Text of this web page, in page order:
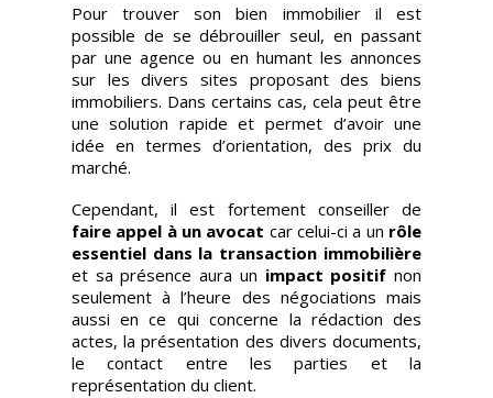
Pour trouver son bien immobilier il est
possible de se débrouiller seul, en passant
par une agence ou en humant les annonces
sur les divers sites proposant des biens
immobiliers. Dans certains cas, cela peut être
une solution rapide et permet d’avoir une
idée en termes d’orientation, des prix du
marché.
Cependant, il est fortement conseiller de
faire appel à un avocat car celui-ci a un rôle
essentiel dans la transaction immobilière
et sa présence aura un impact positif non
seulement à l’heure des négociations mais
aussi en ce qui concerne la rédaction des
actes, la présentation des divers documents,
le contact entre les parties et la
représentation du client.